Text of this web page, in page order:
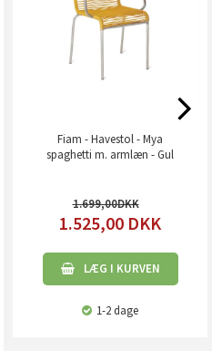
Fiam - Havestol - Mya
spaghetti m. armlæn - Gul
1.699,00
1.525,00 DKK
LÆG I KURVEN
1-2 dage